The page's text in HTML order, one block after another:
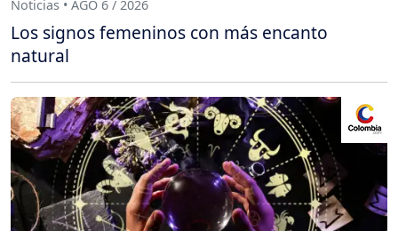
Noticias • AGO 6 / 2026
Los signos femeninos con más encanto
natural